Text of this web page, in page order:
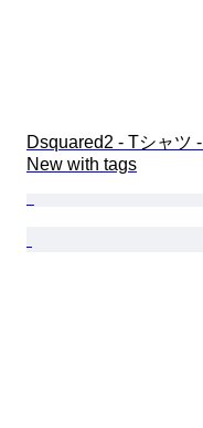
Dsquared2 - Tシャツ -
New with tags